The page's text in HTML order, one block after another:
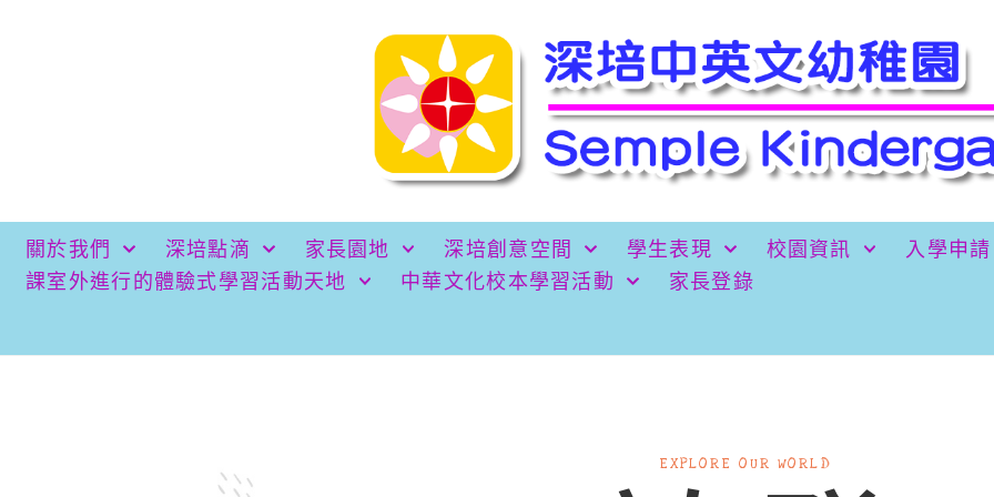
關於我們 深培點滴 家長園地 深培創意空間 學生表現 校園資訊
入學申請
課室外進行的體驗式學習活動天地
中華文化校本學習活動 家長登錄
EXPLORE OUR WORLD